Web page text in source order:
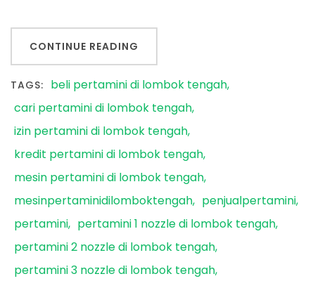
CONTINUE READING
TAGS: beli pertamini di lombok tengah
cari pertamini di lombok tengah
izin pertamini di lombok tengah
kredit pertamini di lombok tengah
mesin pertamini di lombok tengah
mesinpertaminidilomboktengah
penjualpertamini
pertamini
pertamini 1 nozzle di lombok tengah
pertamini 2 nozzle di lombok tengah
pertamini 3 nozzle di lombok tengah